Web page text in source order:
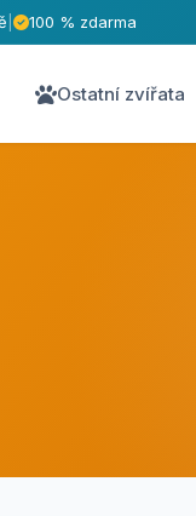
100 % zdarma
Ostatní zvířata